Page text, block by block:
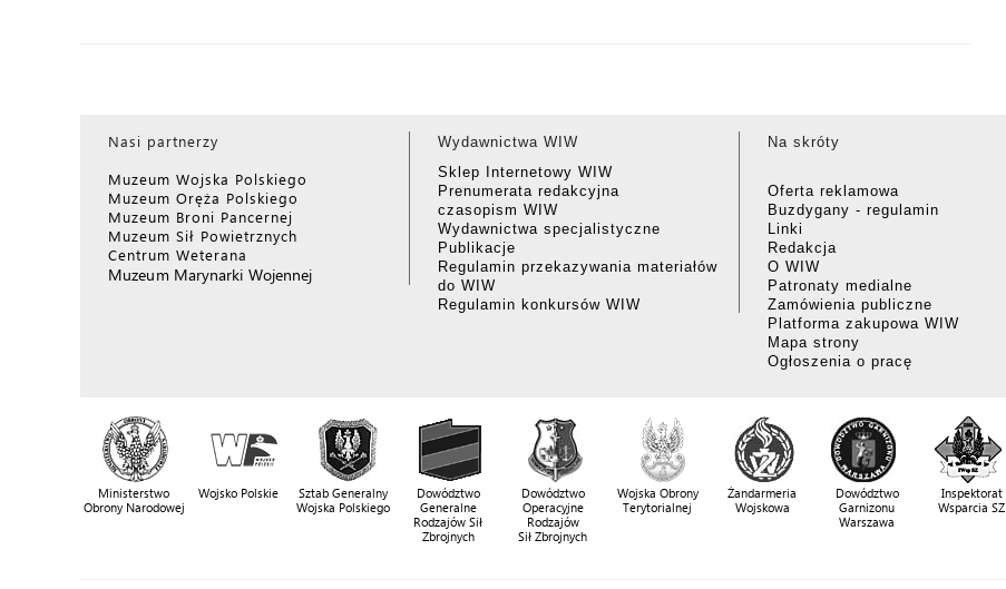
Nasi partnerzy
Muzeum Wojska Polskiego
Muzeum Oręża Polskiego
Muzeum Broni Pancernej
Muzeum Sił Powietrznych
Centrum Weterana
Muzeum Marynarki Wojennej
Wydawnictwa WIW
Sklep Internetowy WIW
Prenumerata redakcyjna
czasopism WIW
Wydawnictwa specjalistyczne
Publikacje
Regulamin przekazywania materiałów
do WIW
Regulamin konkursów WIW
Na skróty
Oferta reklamowa
Buzdygany - regulamin
Linki
Redakcja
O WIW
Patronaty medialne
Zamówienia publiczne
Platforma zakupowa WIW
Mapa strony
Ogłoszenia o pracę
Ministerstwo
Obrony Narodowej
Wojsko Polskie
Sztab Generalny
Wojska Polskiego
Dowództwo
Generalne
Rodzajów Sił
Zbrojnych
Dowództwo
Operacyjne
Rodzajów
Sił Zbrojnych
Wojska Obrony
Terytorialnej
Żandarmeria
Wojskowa
Dowództwo
Garnizonu
Warszawa
Inspektorat
Wsparcia SZ